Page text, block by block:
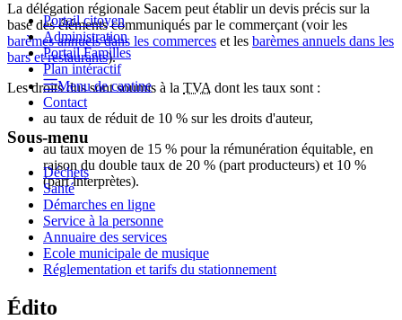
La délégation régionale Sacem peut établir un devis précis sur la
base des éléments communiqués par le commerçant (voir les
barèmes annuels dans les commerces et les barèmes annuels dans les
bars et restaurants).
Les droits dus sont soumis à la TVA dont les taux sont :
au taux de réduit de 10 % sur les droits d'auteur,
au taux moyen de 15 % pour la rémunération équitable, en
raison du double taux de 20 % (part producteurs) et 10 %
(part interprètes).
Portail citoyen
Administration
Portail Familles
Plan intéractif
Menu de cantine
Contact
Sous-menu
Déchets
Santé
Démarches en ligne
Service à la personne
Annuaire des services
Ecole municipale de musique
Réglementation et tarifs du stationnement
Édito